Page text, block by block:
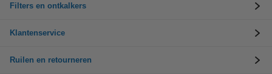
Filters en ontkalkers
Klantenservice
Ruilen en retourneren